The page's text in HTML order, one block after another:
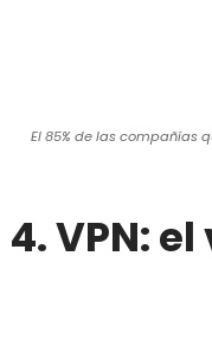
El 85% de las compañías
4. VPN: